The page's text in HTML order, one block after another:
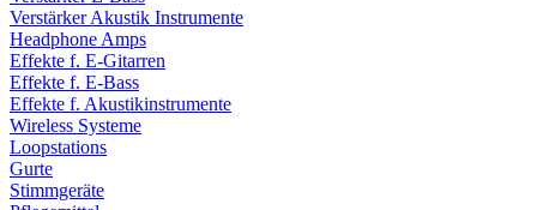
Verstärker Akustik Instrumente
Headphone Amps
Effekte f. E-Gitarren
Effekte f. E-Bass
Effekte f. Akustikinstrumente
Wireless Systeme
Loopstations
Gurte
Stimmgeräte